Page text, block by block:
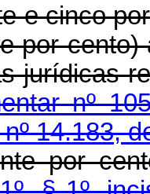
e cinco
por
jurídicas
nº
14.183,
por